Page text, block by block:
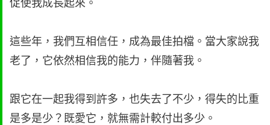
促使我成長起來。
這些年，我們互相信任，成為最佳拍檔。當大家說我
老了，它依然相信我的能力，伴隨著我。
跟它在一起我得到許多，也失去了不少，得失的比重
是多是少？既愛它，就無需計較付出多少。